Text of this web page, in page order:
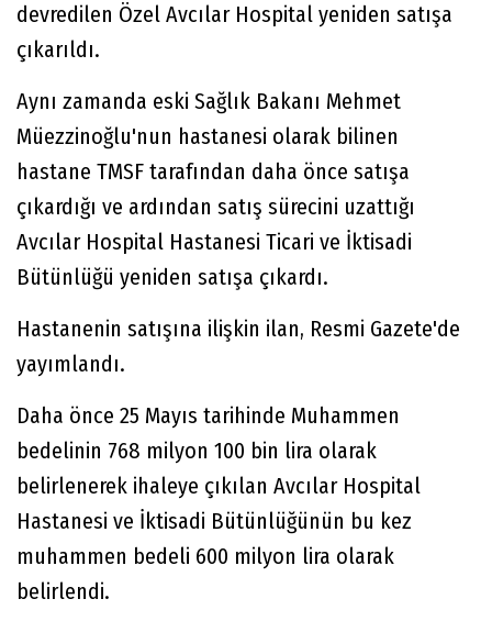
devredilen Özel Avcılar Hospital yeniden satışa
çıkarıldı.
Aynı zamanda eski Sağlık Bakanı Mehmet
Müezzinoğlu'nun hastanesi olarak bilinen
hastane TMSF tarafından daha önce satışa
çıkardığı ve ardından satış sürecini uzattığı
Avcılar Hospital Hastanesi Ticari ve İktisadi
Bütünlüğü yeniden satışa çıkardı.
Hastanenin satışına ilişkin ilan, Resmi Gazete'de
yayımlandı.
Daha önce 25 Mayıs tarihinde Muhammen
bedelinin 768 milyon 100 bin lira olarak
belirlenerek ihaleye çıkılan Avcılar Hospital
Hastanesi ve İktisadi Bütünlüğünün bu kez
muhammen bedeli 600 milyon lira olarak
belirlendi.